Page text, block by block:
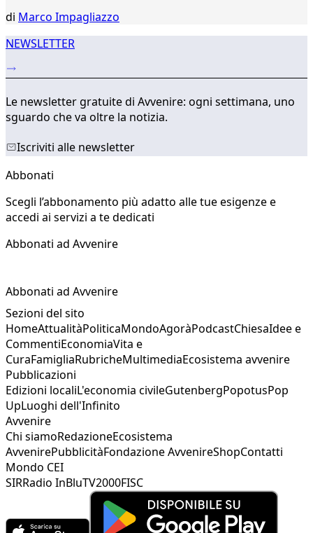
di Marco Impagliazzo
NEWSLETTER
Le newsletter gratuite di Avvenire: ogni settimana, uno
sguardo che va oltre la notizia.
Iscriviti alle newsletter
Abbonati
Scegli l’abbonamento più adatto alle tue esigenze e
accedi ai servizi a te dedicati
Abbonati ad Avvenire
Abbonati ad Avvenire
Sezioni del sito
HomeAttualitàPoliticaMondoAgoràPodcastChiesaIdee e
CommentiEconomiaVita e
CuraFamigliaRubricheMultimediaEcosistema avvenire
Pubblicazioni
Edizioni localiL'economia civileGutenbergPopotusPop
UpLuoghi dell'Infinito
Avvenire
Chi siamoRedazioneEcosistema
AvvenirePubblicitàFondazione AvvenireShopContatti
Mondo CEI
SIRRadio InBluTV2000FISC